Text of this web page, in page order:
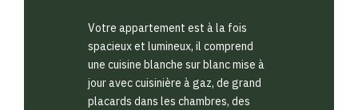
Votre appartement est à la fois
spacieux et lumineux, il comprend
une cuisine blanche sur blanc mise à
jour avec cuisinière à gaz, de grand
placards dans les chambres, des